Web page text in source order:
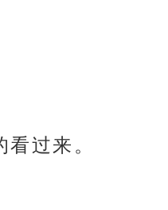
过来。